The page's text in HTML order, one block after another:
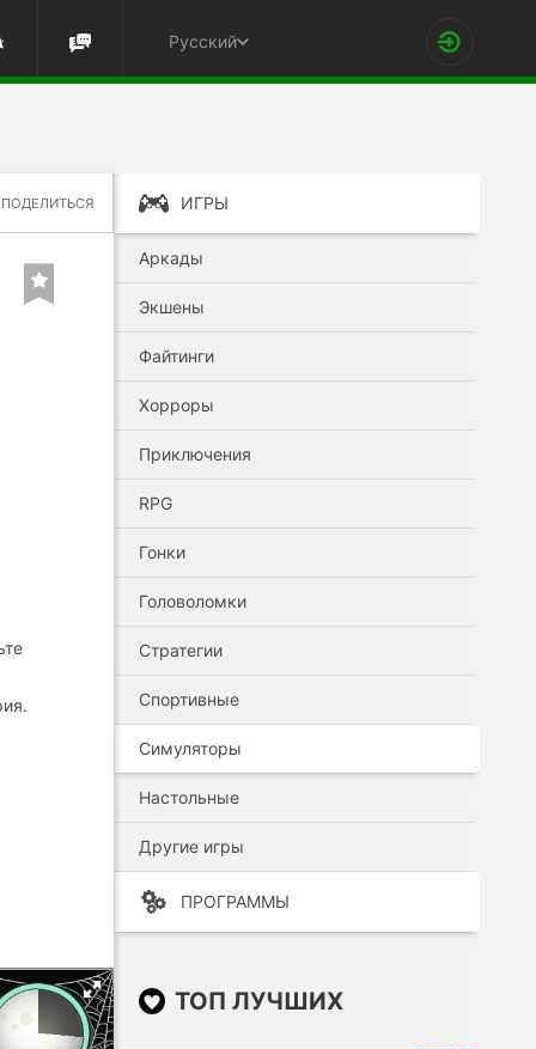
Русский
ПОДЕЛИТЬСЯ ИГРЫ
Аркады
Экшены
Файтинги
Хорроры
Приключения
RPG
Гонки
Головоломки
Стратегии
Спортивные
Симуляторы
Настольные
Другие игры
ПРОГРАММЫ
ТОП ЛУЧШИХ